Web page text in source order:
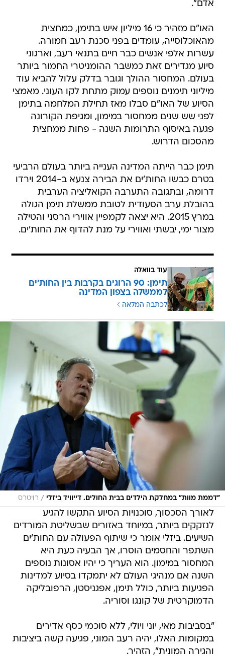
אדם".
האו"ם מזהיר כי 16 מיליון איש בתימן, כמחצית
מהאוכלוסייה, עומדים בפני סכנת רעב חמורה.
עשרות אלפי אנשים כבר חיים בתנאי רעב, וארגוני
סיוע מגדירים זאת כמשבר ההומניטרי החמור ביותר
בעולם. המחסור ההולך וגובר בדלק עלול להביא עוד
מיליוני תימנים נוספים עמוק מתחת לקו העוני. מאמצי
הסיוע של האו"ם סבלו מאז תחילת המלחמה בתימן
לפני שש שנים ממחסור במימון, ומגיפת הקורונה
פגעה באיסוף התרומות השנה - פחות ממחצית
מהסכום הדרוש.
תימן כבר הייתה המדינה הענייה ביותר בעולם הרביעי
בטרם כבשו החות'ים את הבירה צנעא ב-2014 וירדו
דרומה, ובתגובה התערבה הקואליציה הערבית
בהובלת ערב הסעודית לטובת ממשלת תימן הגולה
במרץ 2015. היא יצאה לקמפיין אווירי הרסני והטילה
מצור ימי, יבשתי ואווירי על מנת להדוף את החות'ים.
עוד בוואלה
תימן: 90 הרוגים בקרבות בין החות'ים
לממשלה בצפון המדינה
לכתבה המלאה
"דממת מוות" במחלקת הילדים בבית החולים. דייוויד ביזלי / רויטרס
לאורך הסכסוך, סוכנויות הסיוע התקשו להגיע
לנזקקים ביותר, במיוחד באזורים שבשליטת המורדים
השיעים. ביזלי אומר כי שיתוף הפעולה עם החות'ים
השתפר והחסמים הוסרו, אך הבעיה כעת היא
המחסור במימון. הוא העריך כי יהיו אסונות נוספים
השנה אם מנהיגי העולם לא יתמקדו בסיוע למדינות
הפגיעות ביותר, כולל תימן, אפגניסטן, הרפובליקה
הדמוקרטית של קונגו וסוריה.
"בסביבות מאי, יוני ויולי, ללא סוכמי כסף אדירים
במקומות האלו, יהיה רעב המוני, פגיעה קשה ביציבות
והגירה המונית", הזהיר.